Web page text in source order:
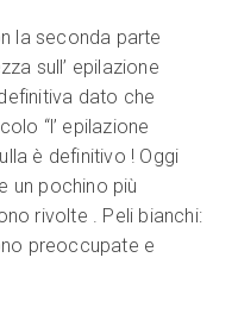
la seconda parte
sull’ epilazione
dato che
“l’ epilazione
è definitivo ! Oggi
un pochino più
rivolte . Peli bianchi:
preoccupate e